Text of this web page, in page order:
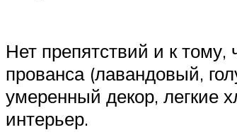
Нет препятствий и к тому,
прованса (лавандовый,
умеренный декор, легкие
интерьер.